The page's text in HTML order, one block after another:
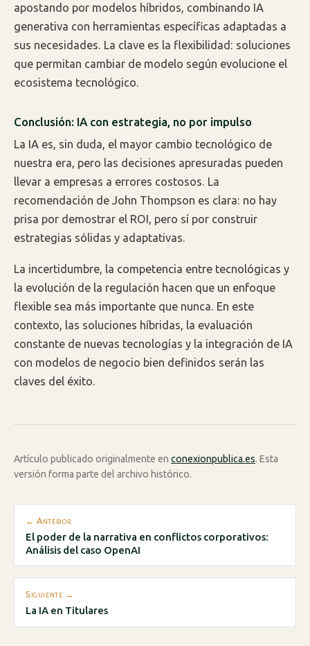
apostando por modelos híbridos, combinando IA
generativa con herramientas específicas adaptadas a
sus necesidades. La clave es la flexibilidad: soluciones
que permitan cambiar de modelo según evolucione el
ecosistema tecnológico.
Conclusión: IA con estrategia, no por impulso
La IA es, sin duda, el mayor cambio tecnológico de
nuestra era, pero las decisiones apresuradas pueden
llevar a empresas a errores costosos. La
recomendación de John Thompson es clara: no hay
prisa por demostrar el ROI, pero sí por construir
estrategias sólidas y adaptativas.
La incertidumbre, la competencia entre tecnológicas y
la evolución de la regulación hacen que un enfoque
flexible sea más importante que nunca. En este
contexto, las soluciones híbridas, la evaluación
constante de nuevas tecnologías y la integración de IA
con modelos de negocio bien definidos serán las
claves del éxito.
Artículo publicado originalmente en conexionpublica.es. Esta
versión forma parte del archivo histórico.
← Anterior
El poder de la narrativa en conflictos corporativos:
Análisis del caso OpenAI
Siguiente →
La IA en Titulares